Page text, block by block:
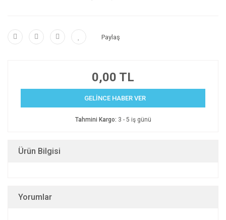
Paylaş
0,00 TL
GELİNCE HABER VER
Tahmini Kargo: 3 - 5 iş günü
Ürün Bilgisi
Yorumlar